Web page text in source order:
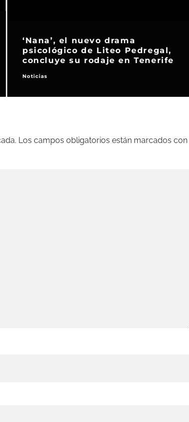
‘Nana’, el nuevo drama
psicológico de Liteo Pedregal,
concluye su rodaje en Tenerife
Noticias
Los campos obligatorios están marcados con